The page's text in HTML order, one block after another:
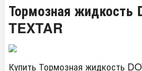
Тормозная жидкость
TEXTAR
Купить Тормозная жидкость